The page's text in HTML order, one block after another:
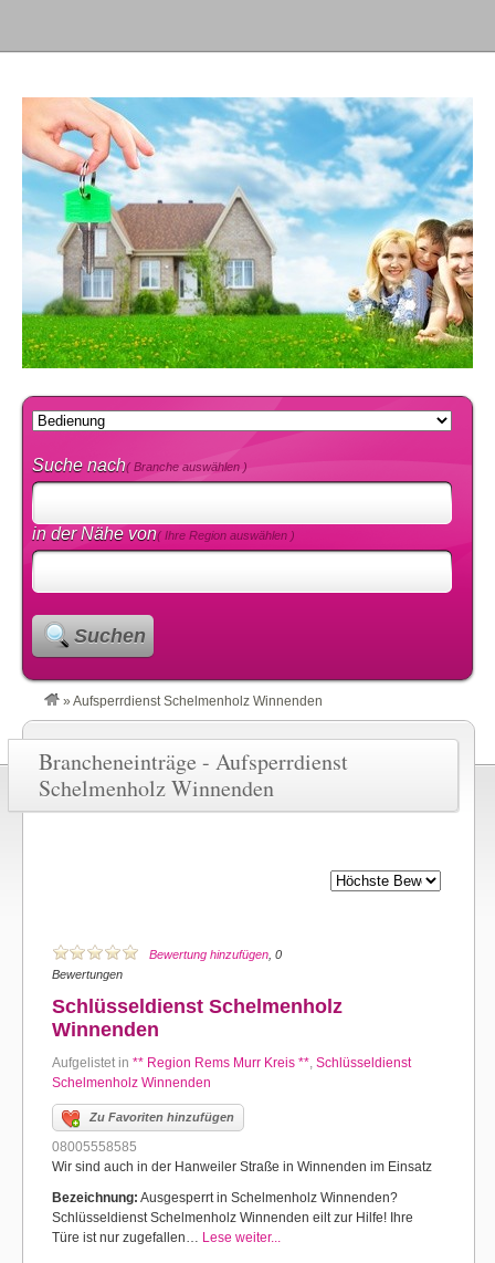
Suche nach( Branche auswählen )
in der Nähe von( Ihre Region auswählen )
Suchen
» Aufsperrdienst Schelmenholz Winnenden
Brancheneinträge - Aufsperrdienst
Schelmenholz Winnenden
Bewertung hinzufügen , 0
Bewertungen
Schlüsseldienst Schelmenholz
Winnenden
Aufgelistet in ** Region Rems Murr Kreis **, Schlüsseldienst
Schelmenholz Winnenden
Zu Favoriten hinzufügen
08005558585
Wir sind auch in der Hanweiler Straße in Winnenden im Einsatz
Bezeichnung: Ausgesperrt in Schelmenholz Winnenden?
Schlüsseldienst Schelmenholz Winnenden eilt zur Hilfe! Ihre
Türe ist nur zugefallen… Lese weiter...